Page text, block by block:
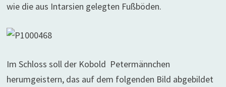
wie die aus Intarsien gelegten Fußböden.
Im Schloss soll der Kobold Petermännchen
herumgeistern, das auf dem folgenden Bild abgebildet